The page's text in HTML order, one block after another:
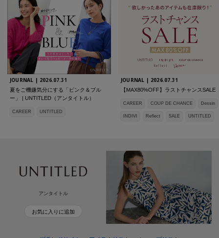
JOURNAL | 2026.07.31
夏をご機嫌気分にする「ピンク＆ブル
ー」 | UNTITLED（アンタイトル）
CAREER UNTITLED
JOURNAL | 2026.07.31
【MAX80%OFF】ラストチャンスSALE
CAREER COUP DE CHANCE Dessin
INDIVI Reflect SALE UNTITLED
アンタイトル
お気に入りに追加